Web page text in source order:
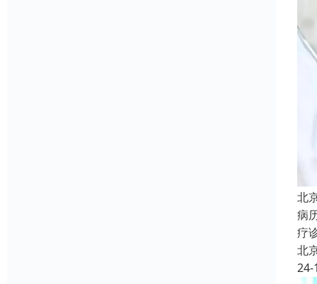
北
病
疗
北
24-